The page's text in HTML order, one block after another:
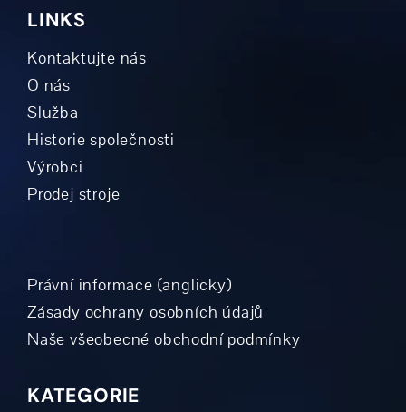
LINKS
Kontaktujte nás
O nás
Služba
Historie společnosti
Výrobci
Prodej stroje
Právní informace (anglicky)
Zásady ochrany osobních údajů
Naše všeobecné obchodní podmínky
KATEGORIE